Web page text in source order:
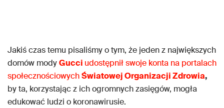
Jakiś czas temu pisaliśmy o tym, że jeden z największych
domów modyGucci udostępnił swoje konta na portalach
społecznościowychŚwiatowej Organizacji Zdrowia,
by ta, korzystając z ich ogromnych zasięgów, mogła
edukować ludzi o koronawirusie.